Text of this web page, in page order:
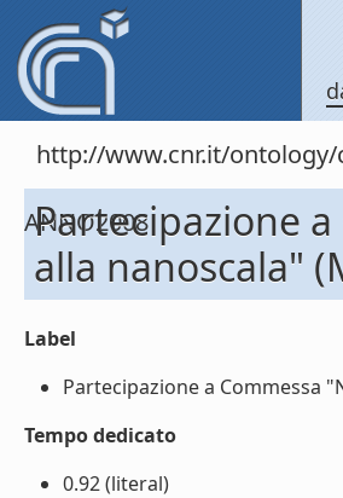
http://www.cnr.it/ontology/
ANNO2008
Partecipazione
alla nanoscala"
Label
Partecipazione a Commessa
Tempo dedicato
0.92 (literal)